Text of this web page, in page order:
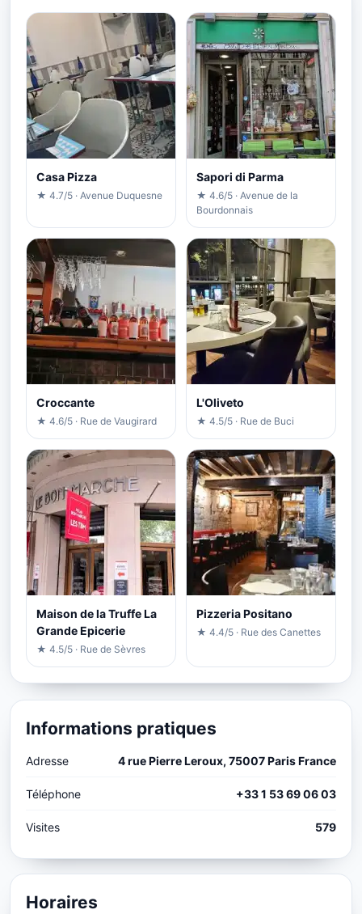
Casa Pizza
★ 4.7/5 · Avenue Duquesne
Sapori di Parma
★ 4.6/5 · Avenue de la
Bourdonnais
Croccante
★ 4.6/5 · Rue de Vaugirard
L'Oliveto
★ 4.5/5 · Rue de Buci
Maison de la Truffe La
Grande Epicerie
★ 4.5/5 · Rue de Sèvres
Pizzeria Positano
★ 4.4/5 · Rue des Canettes
Informations pratiques
Adresse 4 rue Pierre Leroux, 75007 Paris France
Téléphone +33 1 53 69 06 03
Visites 579
Horaires